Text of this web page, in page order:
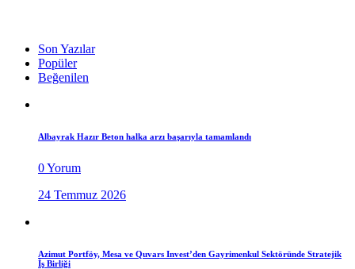
Son Yazılar
Popüler
Beğenilen
Albayrak Hazır Beton halka arzı başarıyla tamamlandı
0 Yorum
24 Temmuz 2026
Azimut Portföy, Mesa ve Quvars Invest’den Gayrimenkul Sektöründe Stratejik
İş Birliği